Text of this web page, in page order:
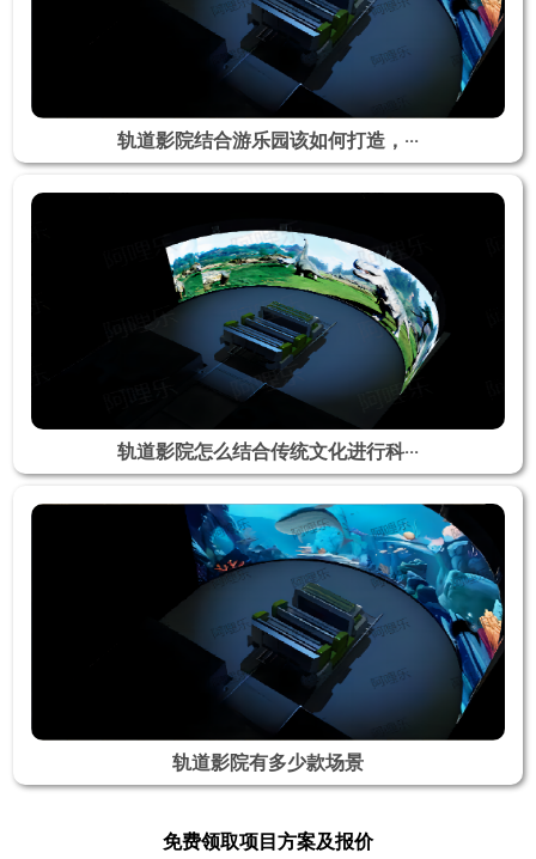
轨道影院结合游乐园该如何打造，···
轨道影院怎么结合传统文化进行科···
轨道影院有多少款场景
免费领取项目方案及报价